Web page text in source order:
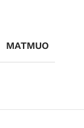
MATMUO